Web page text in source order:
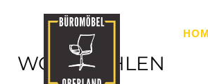
WOHLFÜHLEN